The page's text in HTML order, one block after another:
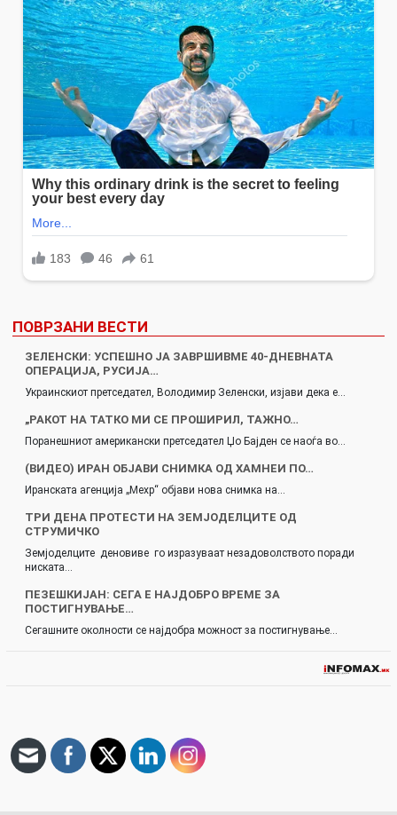
ПОВРЗАНИ ВЕСТИ
ЗЕЛЕНСКИ: УСПЕШНО ЈА ЗАВРШИВМЕ 40-ДНЕВНАТА
ОПЕРАЦИЈА, РУСИЈА…
Украинскиот претседател, Володимир Зеленски, изјави дека е…
„РАКОТ НА ТАТКО МИ СЕ ПРОШИРИЛ, ТАЖНО…
Поранешниот американски претседател Џо Бајден се наоѓа во…
(ВИДЕО) ИРАН ОБЈАВИ СНИМКА ОД ХАМНЕИ ПО…
Иранската агенција „Мехр“ објави нова снимка на…
ТРИ ДЕНА ПРОТЕСТИ НА ЗЕМЈОДЕЛЦИТЕ ОД
СТРУМИЧКО
Земјоделците деновиве го изразуваат незадоволството поради
ниската…
ПЕЗЕШКИЈАН: СЕГА Е НАЈДОБРО ВРЕМЕ ЗА
ПОСТИГНУВАЊЕ…
Сегашните околности се најдобра можност за постигнување…